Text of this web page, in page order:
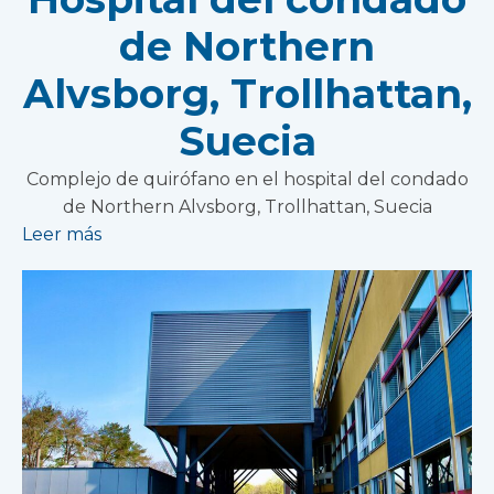
de Northern
Alvsborg, Trollhattan,
Suecia
Complejo de quirófano en el hospital del condado
de Northern Alvsborg, Trollhattan, Suecia
Leer más